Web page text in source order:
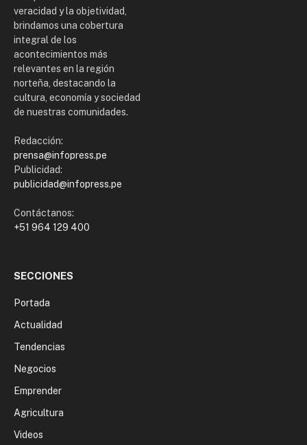
veracidad y la objetividad,
brindamos una cobertura
integral de los
acontecimientos más
relevantes en la región
norteña, destacando la
cultura, economía y sociedad
de nuestras comunidades.
Redacción:
prensa@infopress.pe
Publicidad:
publicidad@infopress.pe
Contáctanos:
+51 964 129 400
SECCIONES
Portada
Actualidad
Tendencias
Negocios
Emprender
Agricultura
Videos